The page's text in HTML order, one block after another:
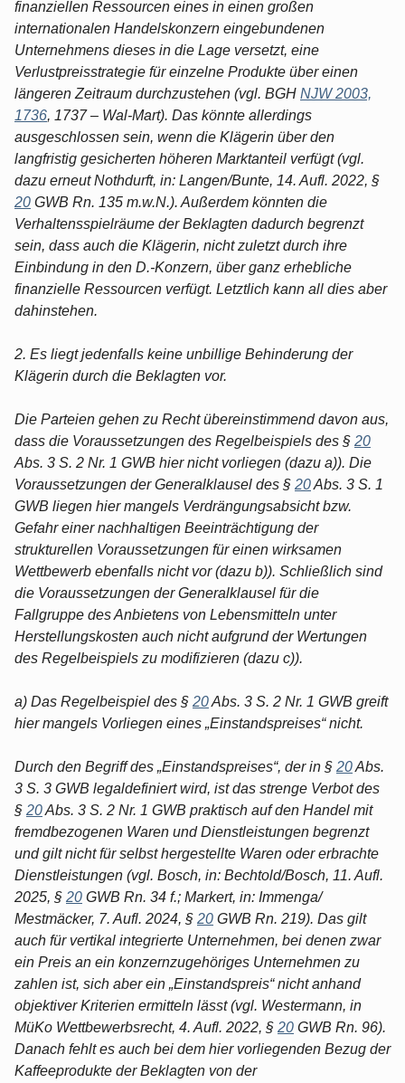
finanziellen Ressourcen eines in einen großen
internationalen Handelskonzern eingebundenen
Unternehmens dieses in die Lage versetzt, eine
Verlustpreisstrategie für einzelne Produkte über einen
längeren Zeitraum durchzustehen (vgl. BGH NJW 2003,
1736, 1737 – Wal-Mart). Das könnte allerdings
ausgeschlossen sein, wenn die Klägerin über den
langfristig gesicherten höheren Marktanteil verfügt (vgl.
dazu erneut Nothdurft, in: Langen/Bunte, 14. Aufl. 2022, §
20 GWB Rn. 135 m.w.N.). Außerdem könnten die
Verhaltensspielräume der Beklagten dadurch begrenzt
sein, dass auch die Klägerin, nicht zuletzt durch ihre
Einbindung in den D.-Konzern, über ganz erhebliche
finanzielle Ressourcen verfügt. Letztlich kann all dies aber
dahinstehen.
2. Es liegt jedenfalls keine unbillige Behinderung der
Klägerin durch die Beklagten vor.
Die Parteien gehen zu Recht übereinstimmend davon aus,
dass die Voraussetzungen des Regelbeispiels des § 20
Abs. 3 S. 2 Nr. 1 GWB hier nicht vorliegen (dazu a)). Die
Voraussetzungen der Generalklausel des § 20Abs. 3 S. 1
GWB liegen hier mangels Verdrängungsabsicht bzw.
Gefahr einer nachhaltigen Beeinträchtigung der
strukturellen Voraussetzungen für einen wirksamen
Wettbewerb ebenfalls nicht vor (dazu b)). Schließlich sind
die Voraussetzungen der Generalklausel für die
Fallgruppe des Anbietens von Lebensmitteln unter
Herstellungskosten auch nicht aufgrund der Wertungen
des Regelbeispiels zu modifizieren (dazu c)).
a) Das Regelbeispiel des § 20Abs. 3 S. 2 Nr. 1 GWB greift
hier mangels Vorliegen eines „Einstandspreises“ nicht.
Durch den Begriff des „Einstandspreises“, der in § 20Abs.
3 S. 3 GWB legaldefiniert wird, ist das strenge Verbot des
§ 20Abs. 3 S. 2 Nr. 1 GWB praktisch auf den Handel mit
fremdbezogenen Waren und Dienstleistungen begrenzt
und gilt nicht für selbst hergestellte Waren oder erbrachte
Dienstleistungen (vgl. Bosch, in: Bechtold/Bosch, 11. Aufl.
2025, § 20 GWB Rn. 34 f.; Markert, in: Immenga/
Mestmäcker, 7. Aufl. 2024, § 20 GWB Rn. 219). Das gilt
auch für vertikal integrierte Unternehmen, bei denen zwar
ein Preis an ein konzernzugehöriges Unternehmen zu
zahlen ist, sich aber ein „Einstandspreis“ nicht anhand
objektiver Kriterien ermitteln lässt (vgl. Westermann, in
MüKo Wettbewerbsrecht, 4. Aufl. 2022, § 20 GWB Rn. 96).
Danach fehlt es auch bei dem hier vorliegenden Bezug der
Kaffeeprodukte der Beklagten von der